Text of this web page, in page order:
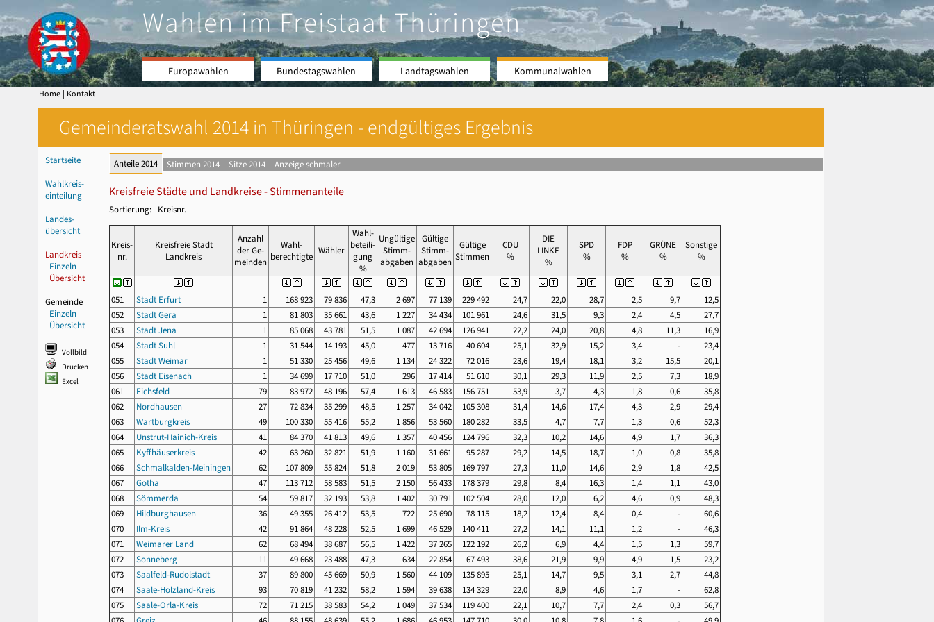
Wahlen im Freistaat Thüringen
Europawahlen Bundestagswahlen Landtagswahlen Kommunalwahlen
Home | Kontakt
Gemeinderatswahl 2014 in Thüringen - endgültiges Ergebnis
Startseite
Wahlkreis-
einteilung
Landes-
übersicht
Landkreis
Einzeln
Übersicht
Gemeinde
Einzeln
Übersicht
Vollbild
Drucken
Excel
Anteile 2014 Stimmen 2014 Sitze 2014 Anzeige schmaler
Kreisfreie Städte und Landkreise - Stimmenanteile
Sortierung: Kreisnr.
Kreis-
nr.
Kreisfreie Stadt
Landkreis
Anzahl
der Ge-
meinden
Wahl-
berechtigte
Wähler
Wahl-
beteili-
gung
%
Ungültige
Stimm-
abgaben
Gültige
Stimm-
abgaben
Gültige
Stimmen
CDU
%
DIE
LINKE
%
SPD
%
FDP
%
GRÜNE
%
Sonstige
%
051 Stadt Erfurt 1 168 923 79 836 47,3 2 697 77 139 229 492 24,7 22,0 28,7 2,5 9,7
12,5
052
Stadt Gera 1 81 803 35 661 43,6 1 227 34 434 101 961 24,6 31,5 9,3 2,4 4,5
27,7
053
Stadt Jena 1 85 068 43 781 51,5 1 087 42 694 126 941 22,2 24,0 20,8 4,8 11,3
16,9
054
Stadt Suhl 1 31 544 14 193 45,0 477 13 716 40 604 25,1 32,9 15,2 3,4 -
23,4
055
Stadt Weimar 1 51 330 25 456 49,6 1 134 24 322 72 016 23,6 19,4 18,1 3,2 15,5
20,1
056
Stadt Eisenach 1 34 699 17 710 51,0 296 17 414 51 610 30,1 29,3 11,9 2,5 7,3
18,9
061
Eichsfeld 79 83 972 48 196 57,4 1 613 46 583 156 751 53,9 3,7 4,3 1,8 0,6
35,8
062
Nordhausen 27 72 834 35 299 48,5 1 257 34 042 105 308 31,4 14,6 17,4 4,3 2,9
29,4
063
Wartburgkreis 49 100 330 55 416 55,2 1 856 53 560 180 282 33,5 4,7 7,7 1,3 0,6
52,3
064
Unstrut-Hainich-Kreis 41 84 370 41 813 49,6 1 357 40 456 124 796 32,3 10,2 14,6 4,9 1,7
36,3
065
Kyffhäuserkreis 42 63 260 32 821 51,9 1 160 31 661 95 287 29,2 14,5 18,7 1,0 0,8
35,8
066
Schmalkalden-Meiningen 62 107 809 55 824 51,8 2 019 53 805 169 797 27,3 11,0 14,6 2,9 1,8
42,5
067
Gotha 47 113 712 58 583 51,5 2 150 56 433 178 379 29,8 8,4 16,3 1,4 1,1
43,0
068
Sömmerda 54 59 817 32 193 53,8 1 402 30 791 102 504 28,0 12,0 6,2 4,6 0,9
48,3
069
Hildburghausen 36 49 355 26 412 53,5 722 25 690 78 115 18,2 12,4 8,4 0,4 -
60,6
070
Ilm-Kreis 42 91 864 48 228 52,5 1 699 46 529 140 411 27,2 14,1 11,1 1,2 -
46,3
071
Weimarer Land 62 68 494 38 687 56,5 1 422 37 265 122 192 26,2 6,9 4,4 1,5 1,3
59,7
072
Sonneberg 11 49 668 23 488 47,3 634 22 854 67 493 38,6 21,9 9,9 4,9 1,5
23,2
073
Saalfeld-Rudolstadt 37 89 800 45 669 50,9 1 560 44 109 135 895 25,1 14,7 9,5 3,1 2,7
44,8
074
Saale-Holzland-Kreis 93 70 819 41 232 58,2 1 594 39 638 134 329 22,0 8,9 4,6 1,7 -
62,8
075
Saale-Orla-Kreis 72 71 215 38 583 54,2 1 049 37 534 119 400 22,1 10,7 7,7 2,4 0,3
56,7